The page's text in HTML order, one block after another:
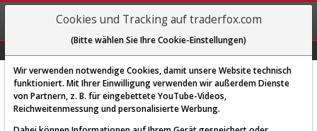
REGIS-
TRIEREN
Diese Funktion ist nur für
Cookies und Tracking auf traderfox.com
(Bitte wählen Sie Ihre Cookie-Einstellungen)
Wir verwenden notwendige Cookies, damit unsere Website technisch
funktioniert. Mit Ihrer Einwilligung verwenden wir außerdem Dienste
von Partnern, z. B. für eingebettete YouTube-Videos,
Reichweitenmessung und personalisierte Werbung.